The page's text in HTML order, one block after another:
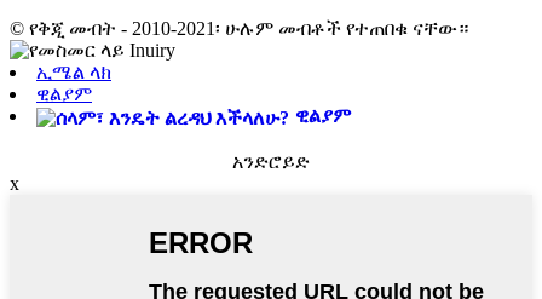
© የቅጂ መብት - 2010-2021፡ ሁሉም መብቶች የተጠበቁ ናቸው።
ኢሜል ላክ
ዊልያም
ዊልያም
አንድሮይድ
x